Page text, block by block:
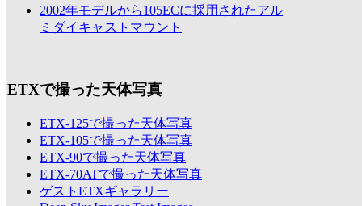
2002年モデルから105ECに採用されたアル
ミダイキャストマウント
ETXで撮った天体写真
ETX-125で撮った天体写真
ETX-105で撮った天体写真
ETX-90で撮った天体写真
ETX-70ATで撮った天体写真
ゲストETXギャラリー